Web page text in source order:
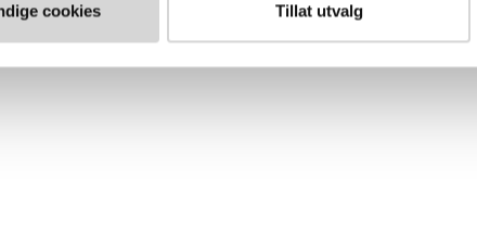
cookies Tillat utvalg